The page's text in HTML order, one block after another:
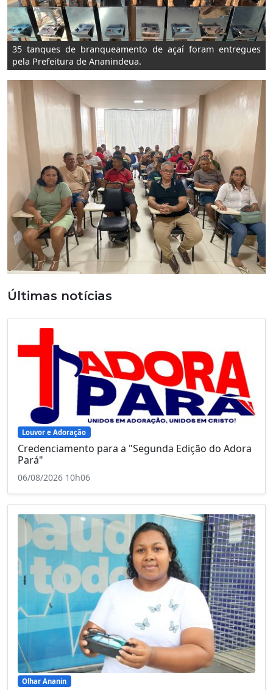
35 tanques de branqueamento de açaí foram entregues
pela Prefeitura de Ananindeua.
Últimas notícias
Louvor e Adoração
Credenciamento para a "Segunda Edição do Adora
Pará"
06/08/2026 10h06
Olhar Ananin